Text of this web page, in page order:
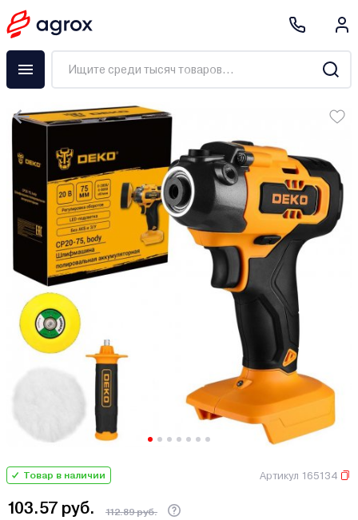
Товар в наличии Артикул 165134
103.57 руб. 112.89 руб.